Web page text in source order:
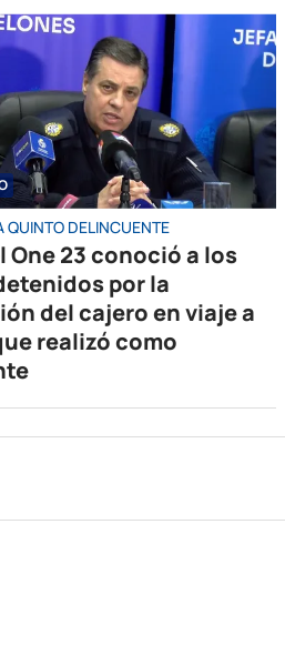
QUINTO DELINCUENTE
One 23 conoció a los
por la
del cajero en viaje a
realizó como